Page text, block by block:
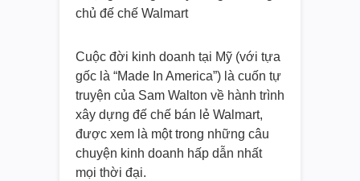
chủ đế chế Walmart
Cuộc đời kinh doanh tại Mỹ (với tựa
gốc là “Made In America”) là cuốn tự
truyện của Sam Walton về hành trình
xây dựng đế chế bán lẻ Walmart,
được xem là một trong những câu
chuyện kinh doanh hấp dẫn nhất
mọi thời đại.